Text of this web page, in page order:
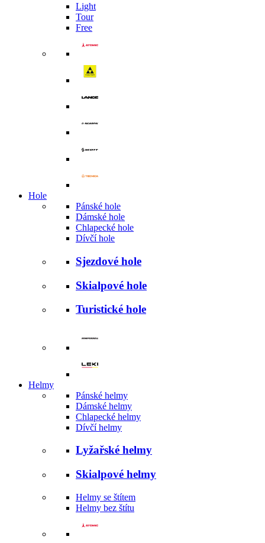
Light
Tour
Free
Hole
Pánské hole
Dámské hole
Chlapecké hole
Dívčí hole
Sjezdové hole
Skialpové hole
Turistické hole
Helmy
Pánské helmy
Dámské helmy
Chlapecké helmy
Dívčí helmy
Lyžařské helmy
Skialpové helmy
Helmy se štítem
Helmy bez štítu